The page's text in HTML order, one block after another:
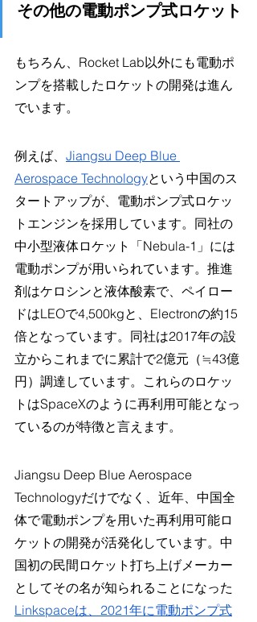
その他の電動ポンプ式ロケット
もちろん、Rocket Lab以外にも電動ポ
ンプを搭載したロケットの開発は進ん
でいます。
例えば、 Jiangsu Deep Blue
Aerospace Technologyという中国のス
タートアップが、電動ポンプ式ロケッ
トエンジンを採用しています。同社の
中小型液体ロケット「Nebula-1」には
電動ポンプが用いられています。推進
剤はケロシンと液体酸素で、ペイロー
ドはLEOで4,500kgと、Electronの約15
倍となっています。同社は2017年の設
立からこれまでに累計で2億元（≒43億
円）調達しています。これらのロケッ
トはSpaceXのように再利用可能となっ
ているのが特徴と言えます。
Jiangsu Deep Blue Aerospace
Technologyだけでなく、近年、中国全
体で電動ポンプを用いた再利用可能ロ
ケットの開発が活発化しています。中
国初の民間ロケット打ち上げメーカー
としてその名が知られることになった
Linkspaceは、2021年に電動ポンプ式